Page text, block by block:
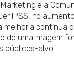
e a
IPSS, no
melhoria contínua
de uma imagem
públicos-alvo.